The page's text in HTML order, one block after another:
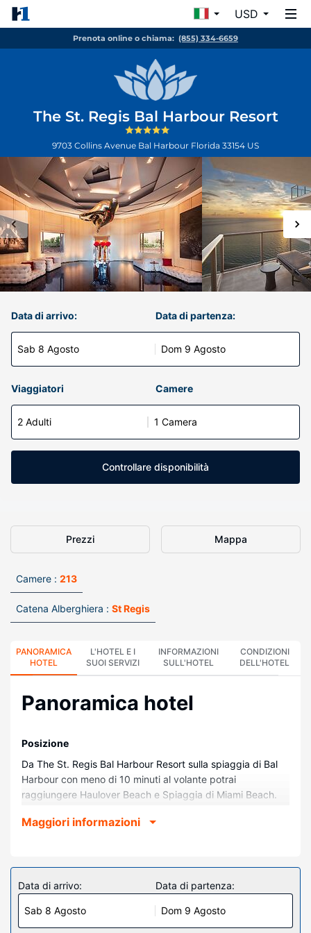
USD
Prenota online o chiama: (855) 334-6659
The St. Regis Bal Harbour Resort
9703 Collins Avenue Bal Harbour Florida 33154 US
Data di arrivo:
Sab 8 Agosto
Data di partenza:
Dom 9 Agosto
Viaggiatori Camere
2 Adulti 1 Camera
Controllare disponibilità
Prezzi Mappa
Camere : 213
Catena Alberghiera : St Regis
PANORAMICA
HOTEL
L'HOTEL E I
SUOI SERVIZI
INFORMAZIONI
SULL'HOTEL
CONDIZIONI
DELL'HOTEL
Panoramica hotel
Posizione
Da The St. Regis Bal Harbour Resort sulla spiaggia di Bal
Harbour con meno di 10 minuti al volante potrai
raggiungere Haulover Beach e Spiaggia di Miami Beach.
Fontainebleau Miami Beach e 9,5 km da Aventura Mall.
Rilassati in una delle 213 camere con stile personalizzato
della struttura, complete di docking station per iPod e TV
LCD. Grazie ad un comodo letto con copriletto in piuma e
biancheria in cotone egiziano dormirai sonni tranquilli. Le
camere sono dotate di balcone attrezzato. La TV con
Maggiori informazioni
Data di arrivo:
Sab 8 Agosto
Data di partenza:
Dom 9 Agosto